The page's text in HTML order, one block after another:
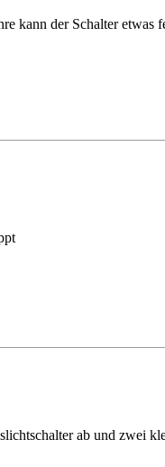
kann der Schalter
ab und zwei